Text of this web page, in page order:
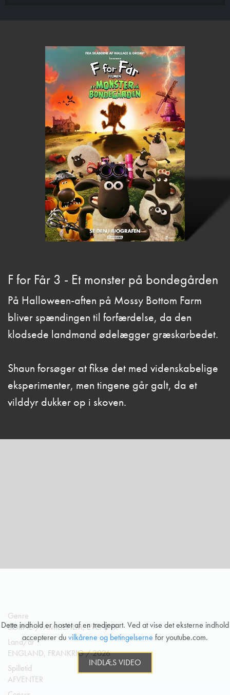
F for Får 3 - Et monster på bondegården
På Halloween-aften på Mossy Bottom Farm
bliver spændingen til forfærdelse, da den
klodsede landmand ødelægger græskarbedet.
Shaun forsøger at fikse det med videnskabelige
eksperimenter, men tingene går galt, da et
vilddyr dukker op i skoven.
Dette indhold er hostet af en tredjepart. Ved at vise det eksterne indhold
accepterer duvilkårene og betingelserne for youtube.com.
INDLÆS VIDEO
Genre
BØRNE-/FAMILIEFILM, EVENTYR
Land/år
ENGLAND, FRANKRIG / 2026
Spilletid
AFVENTER